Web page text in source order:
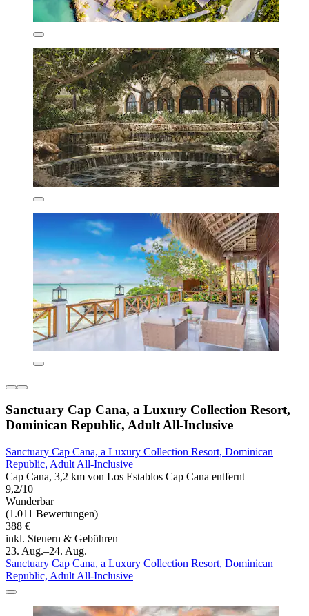
Sanctuary Cap Cana, a Luxury Collection Resort,
Dominican Republic, Adult All-Inclusive
Sanctuary Cap Cana, a Luxury Collection Resort, Dominican
Republic, Adult All-Inclusive
Cap Cana, 3,2 km von Los Establos Cap Cana entfernt
9,2/10
Wunderbar
(1.011 Bewertungen)
388 €
inkl. Steuern & Gebühren
23. Aug.–24. Aug.
Sanctuary Cap Cana, a Luxury Collection Resort, Dominican
Republic, Adult All-Inclusive